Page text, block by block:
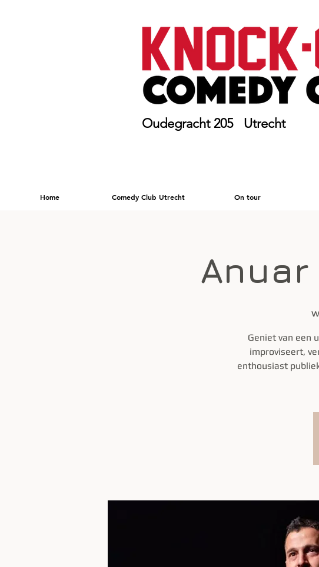
Oudegracht 205 Utrecht
Home Comedy Club Utrecht On tour
Geniet van een
improviseert,
enthousiast